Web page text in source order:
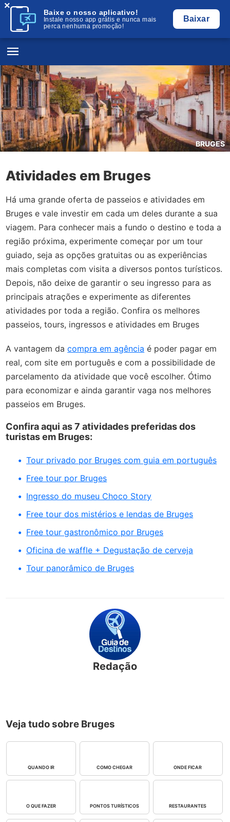
Baixe o nosso aplicativo!
Instale nosso app grátis e nunca mais
perca nenhuma promoção!
Baixar
×
BRUGES
Atividades em Bruges
Há uma grande oferta de passeios e atividades em
Bruges e vale investir em cada um deles durante a sua
viagem. Para conhecer mais a fundo o destino e toda a
região próxima, experimente começar por um tour
guiado, seja as opções gratuitas ou as experiências
mais completas com visita a diversos pontos turísticos.
Depois, não deixe de garantir o seu ingresso para as
principais atrações e experimente as diferentes
atividades por toda a região. Confira os melhores
passeios, tours, ingressos e atividades em Bruges
A vantagem dacompra em agência é poder pagar em
real, com site em português e com a possibilidade de
parcelamento da atividade que você escolher. Ótimo
para economizar e ainda garantir vaga nos melhores
passeios em Bruges.
Confira aqui as 7 atividades preferidas dos
turistas em Bruges:
Tour privado por Bruges com guia em português
Free tour por Bruges
Ingresso do museu Choco Story
Free tour dos mistérios e lendas de Bruges
Free tour gastronômico por Bruges
Oficina de waffle + Degustação de cerveja
Tour panorâmico de Bruges
Redação
Veja tudo sobre Bruges
QUANDO IR COMO CHEGAR ONDE FICAR
O QUE FAZER PONTOS TURÍSTICOS RESTAURANTES